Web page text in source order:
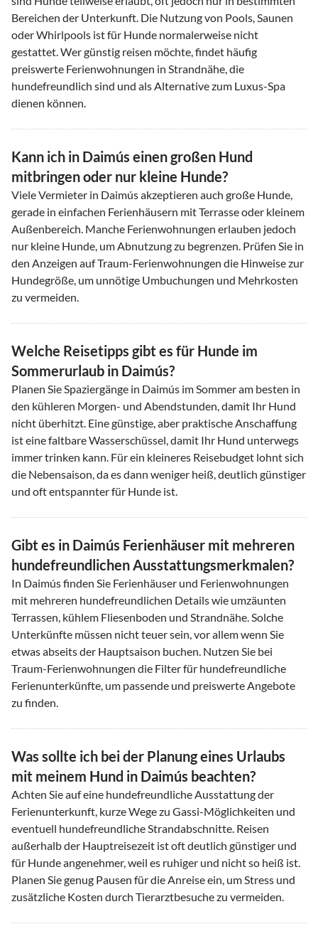
Bereichen der Unterkunft. Die Nutzung von Pools, Saunen
oder Whirlpools ist für Hunde normalerweise nicht
gestattet. Wer günstig reisen möchte, findet häufig
preiswerte Ferienwohnungen in Strandnähe, die
hundefreundlich sind und als Alternative zum Luxus-Spa
dienen können.
Kann ich in Daimús einen großen Hund
mitbringen oder nur kleine Hunde?
Viele Vermieter in Daimús akzeptieren auch große Hunde,
gerade in einfachen Ferienhäusern mit Terrasse oder kleinem
Außenbereich. Manche Ferienwohnungen erlauben jedoch
nur kleine Hunde, um Abnutzung zu begrenzen. Prüfen Sie in
den Anzeigen auf Traum-Ferienwohnungen die Hinweise zur
Hundegröße, um unnötige Umbuchungen und Mehrkosten
zu vermeiden.
Welche Reisetipps gibt es für Hunde im
Sommerurlaub in Daimús?
Planen Sie Spaziergänge in Daimús im Sommer am besten in
den kühleren Morgen- und Abendstunden, damit Ihr Hund
nicht überhitzt. Eine günstige, aber praktische Anschaffung
ist eine faltbare Wasserschüssel, damit Ihr Hund unterwegs
immer trinken kann. Für ein kleineres Reisebudget lohnt sich
die Nebensaison, da es dann weniger heiß, deutlich günstiger
und oft entspannter für Hunde ist.
Gibt es in Daimús Ferienhäuser mit mehreren
hundefreundlichen Ausstattungsmerkmalen?
In Daimús finden Sie Ferienhäuser und Ferienwohnungen
mit mehreren hundefreundlichen Details wie umzäunten
Terrassen, kühlem Fliesenboden und Strandnähe. Solche
Unterkünfte müssen nicht teuer sein, vor allem wenn Sie
etwas abseits der Hauptsaison buchen. Nutzen Sie bei
Traum-Ferienwohnungen die Filter für hundefreundliche
Ferienunterkünfte, um passende und preiswerte Angebote
zu finden.
Was sollte ich bei der Planung eines Urlaubs
mit meinem Hund in Daimús beachten?
Achten Sie auf eine hundefreundliche Ausstattung der
Ferienunterkunft, kurze Wege zu Gassi-Möglichkeiten und
eventuell hundefreundliche Strandabschnitte. Reisen
außerhalb der Hauptreisezeit ist oft deutlich günstiger und
für Hunde angenehmer, weil es ruhiger und nicht so heiß ist.
Planen Sie genug Pausen für die Anreise ein, um Stress und
zusätzliche Kosten durch Tierarztbesuche zu vermeiden.